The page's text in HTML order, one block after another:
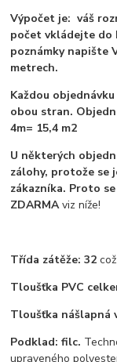
Výpočet je: váš
počet vkládejte do
poznámky napište
metrech.
Každou
obou stran.
4m= 15,4 m2
U některých
zálohy, protože se
zákazníka. Proto
ZDARMAviz níže!
Třída zátěže: 32
Tloušťka PVC
Tloušťka nášlapná
Podklad: filc.
upraveného